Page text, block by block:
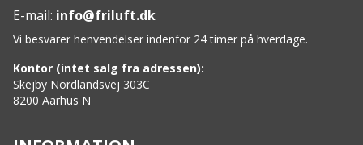
tørre.
Specs:
Overdel: G1® 70 vulkaniseret naturgummi.
Indersål: PU (G1®-stage1).
Foring: Coil Lining + 3mm neopren.
Justerbar pasform ved læg.
E-mail: info@friluft.dk
Vi besvarer henvendelser indenfor 24 timer på hverdage.
Kontor (intet salg fra adressen):
Skejby Nordlandsvej 303C
8200 Aarhus N